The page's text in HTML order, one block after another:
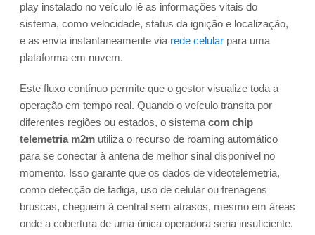
play instalado no veículo lê as informações vitais do
sistema, como velocidade, status da ignição e localização,
e as envia instantaneamente via rede celular para uma
plataforma em nuvem.
Este fluxo contínuo permite que o gestor visualize toda a
operação em tempo real. Quando o veículo transita por
diferentes regiões ou estados, o sistema com chip
telemetria m2m utiliza o recurso de roaming automático
para se conectar à antena de melhor sinal disponível no
momento. Isso garante que os dados de videotelemetria,
como detecção de fadiga, uso de celular ou frenagens
bruscas, cheguem à central sem atrasos, mesmo em áreas
onde a cobertura de uma única operadora seria insuficiente.